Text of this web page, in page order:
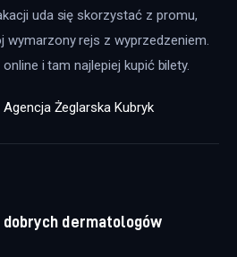
uda się skorzystać z promu,
wymarzony rejs z wyprzedzeniem.
i tam najlepiej kupić bilety.
Agencja Żeglarska Kubryk
dobrych dermatologów